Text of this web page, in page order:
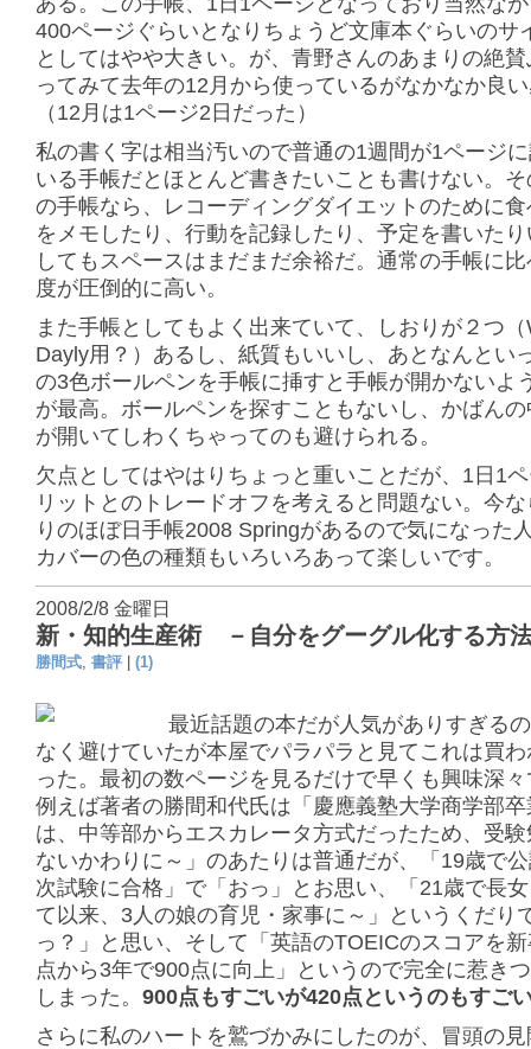
400ページぐらいとなりちょうど文庫本ぐらいのサ
としてはやや大きい。が、青野さんのあまりの絶
ってみて去年の12月から使っているがなかなか良
（12月は1ページ2日だった）
私の書く字は相当汚いので普通の1週間が1ページ
いる手帳だとほとんど書きたいことも書けない。
の手帳なら、レコーディングダイエットのために
をメモしたり、行動を記録したり、予定を書いた
してもスペースはまだまだ余裕だ。通常の手帳に
度が圧倒的に高い。
また手帳としてもよく出来ていて、しおりが２つ
Dayly用？）あるし、紙質もいいし、あとなんとい
の3色ボールペンを手帳に挿すと手帳が開かないよ
が最高。ボールペンを探すこともないし、かばん
が開いてしわくちゃってのも避けられる。
欠点としてはやはりちょっと重いことだが、1日1
リットとのトレードオフを考えると問題ない。今
りのほぼ日手帳2008 Springがあるので気になった
カバーの色の種類もいろいろあって楽しいです。
2008/2/8 金曜日
新・知的生産術 －自分をグーグル化する方
勝間式 書評 (1)
最近話題の本だが人気がありすぎる
なく避けていたが本屋でパラパラと見てこれは買
った。最初の数ページを見るだけで早くも興味深
例えば著者の勝間和代氏は「慶應義塾大学商学部
は、中等部からエスカレータ方式だったため、受
ないかわりに～」のあたりは普通だが、「19歳で
次試験に合格」で「おっ」とお思い、「21歳で長
て以来、3人の娘の育児・家事に～」というくだり
っ？」と思い、そして「英語のTOEICのスコアを
点から3年で900点に向上」というので完全に惹き
しまった。 900点もすごいが420点というのもすご
さらに私のハートを鷲づかみにしたのが、冒頭の